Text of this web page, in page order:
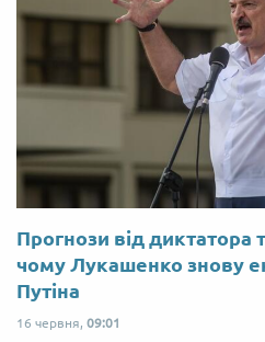
Прогнози від диктатора
чому Лукашенко знову
Путіна
16 червня, 09:01